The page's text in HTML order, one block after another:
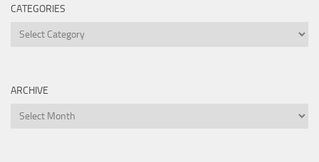
CATEGORIES
Categories
ARCHIVE
Archive